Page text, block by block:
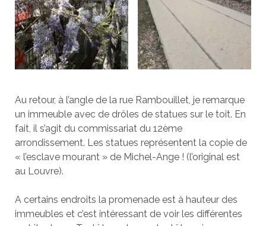
Au retour, à l’angle de la rue Rambouillet, je remarque
un immeuble avec de drôles de statues sur le toit. En
fait, il s’agit du commissariat du 12ème
arrondissement. Les statues représentent la copie de
« l’esclave mourant » de Michel-Ange ! (l’original est
au Louvre).
A certains endroits la promenade est à hauteur des
immeubles et c’est intéressant de voir les différentes